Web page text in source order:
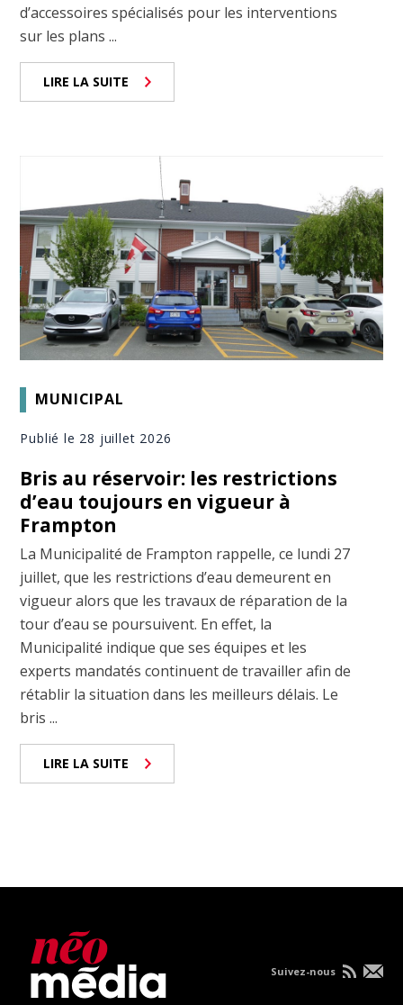
d’accessoires spécialisés pour les interventions
sur les plans ...
LIRE LA SUITE
MUNICIPAL
Publié le 28 juillet 2026
Bris au réservoir: les restrictions
d’eau toujours en vigueur à
Frampton
La Municipalité de Frampton rappelle, ce lundi 27
juillet, que les restrictions d’eau demeurent en
vigueur alors que les travaux de réparation de la
tour d’eau se poursuivent. En effet, la
Municipalité indique que ses équipes et les
experts mandatés continuent de travailler afin de
rétablir la situation dans les meilleurs délais. Le
bris ...
LIRE LA SUITE
Suivez-nous